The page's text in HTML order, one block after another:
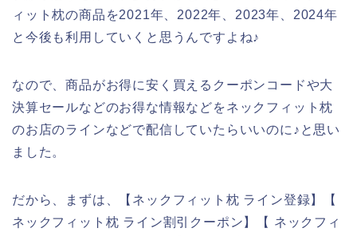
ィット枕の商品を2021年、2022年、2023年、2024年
と今後も利用していくと思うんですよね♪
なので、商品がお得に安く買えるクーポンコードや大
決算セールなどのお得な情報などをネックフィット枕
のお店のラインなどで配信していたらいいのに♪と思い
ました。
だから、まずは、【ネックフィット枕 ライン登録】【
ネックフィット枕 ライン割引クーポン】【 ネックフィ